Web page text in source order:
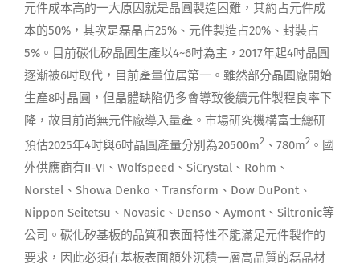
元件成本高的一大原因就是晶圓製造困難，其約占元件成
本的50%，其次是磊晶占25%、元件製造占20%、封裝占
5%。目前碳化矽晶圓生產以4~6吋為主，2017年起4吋晶圓
逐漸被6吋取代，目前產量位居第一。雖然部分晶圓廠開始
生產8吋晶圓，但晶體缺陷仍多會導致後續元件製程良率下
降，故目前尚無元件廠導入量產。市場研究機構富士總研
預估2025年4吋與6吋晶圓產量分別為20500m2、780m2。國
外供應商有II-VI、Wolfspeed、SiCrystal、Rohm、
Norstel、Showa Denko、Transform、Dow DuPont、
Nippon Seitetsu、Novasic、Denso、Aymont、Siltronic等
公司。碳化矽基板的品質和表面特性不能滿足元件製作的
要求，因此必須在基板表面額外沉積一層高品質的磊晶材